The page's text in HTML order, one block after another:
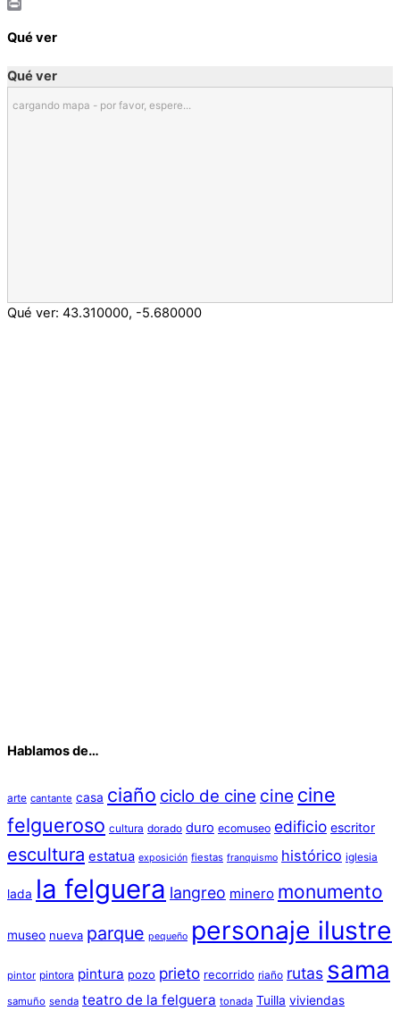
Email
Qué ver
Qué ver
cargando mapa - por favor, espere...
Qué ver: 43.310000, -5.680000
Hablamos de…
arte cantante casa ciaño ciclo de cine cine cine
felgueroso cultura dorado duro ecomuseo edificio escritor
escultura estatua exposición fiestas franquismo histórico iglesia
lada la felguera langreo minero monumento
museo nueva parque pequeño personaje ilustre
pintor pintora pintura pozo prieto recorrido riaño rutas sama
samuño senda teatro de la felguera tonada Tuilla viviendas